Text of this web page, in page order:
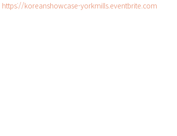
https://koreanshowcase-yorkmills.eventbrite.com